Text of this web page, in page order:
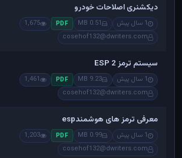
دیکشنری اصلاحات خودرو
1 سال پیش 0.51 MB
PDF
1,675
cosehof132@dwriters.com
سیستم ترمز ESP 2
1 سال پیش 9.23 MB
PDF
1,461
cosehof132@dwriters.com
معرفی ترمز های هوشمندesp
1 سال پیش 0.99 MB
PDF
1,203
cosehof132@dwriters.com